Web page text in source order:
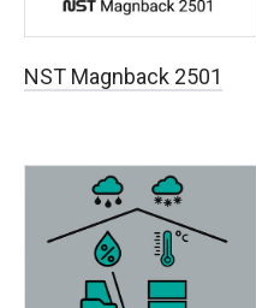
NST Magnback 2501